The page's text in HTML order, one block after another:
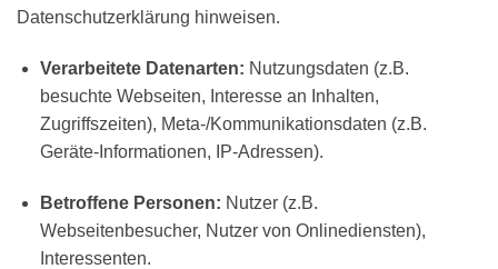
Datenschutzerklärung hinweisen.
Verarbeitete Datenarten: Nutzungsdaten (z.B.
besuchte Webseiten, Interesse an Inhalten,
Zugriffszeiten), Meta-/Kommunikationsdaten (z.B.
Geräte-Informationen, IP-Adressen).
Betroffene Personen: Nutzer (z.B.
Webseitenbesucher, Nutzer von Onlinediensten),
Interessenten.